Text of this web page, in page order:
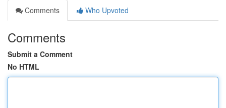
Comments
Who Upvoted
Comments
Submit a Comment
No HTML